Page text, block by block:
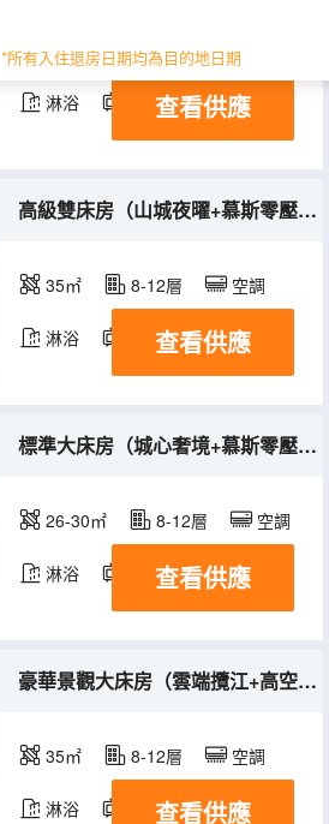
*所有入住退房日期均為目的地日期
68㎡ 8-10層 空調
淋浴 電視機
查看供應
高級雙床房（山城夜曜+慕斯零壓床墊+全屋智能）
35㎡ 8-12層 空調
淋浴 電視機
查看供應
標準大床房（城心奢境+慕斯零壓床墊+全屋智能）
26-30㎡ 8-12層 空調
淋浴 電視機
查看供應
豪華景觀大床房（雲端攬江+高空浪漫浴缸+全屋智能）
35㎡ 8-12層 空調
淋浴 電視機
查看供應